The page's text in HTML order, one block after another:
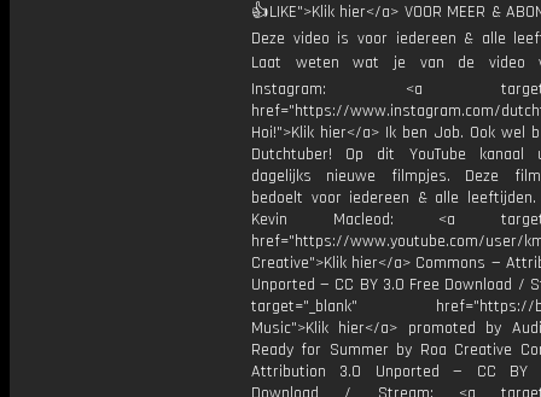
👍LIKE">Klik hier</a> VOOR MEER &
Deze video is voor iedereen & alle
Laat weten wat je van de video
Instagram: <a
href="https://www.instagram.com/
Hoi!">Klik hier</a> Ik ben Job. Ook wel
Dutchtuber! Op dit YouTube kanaal
dagelijks nieuwe filmpjes. Deze
bedoelt voor iedereen & alle
Kevin Macleod: <a
href="https://www.youtube.com/user/
Creative">Klik hier</a> Commons —
Unported — CC BY 3.0 Free Download /
target="_blank" href="https://
Music">Klik hier</a> promoted by
Ready for Summer by Roa Creative
Attribution 3.0 Unported — CC BY